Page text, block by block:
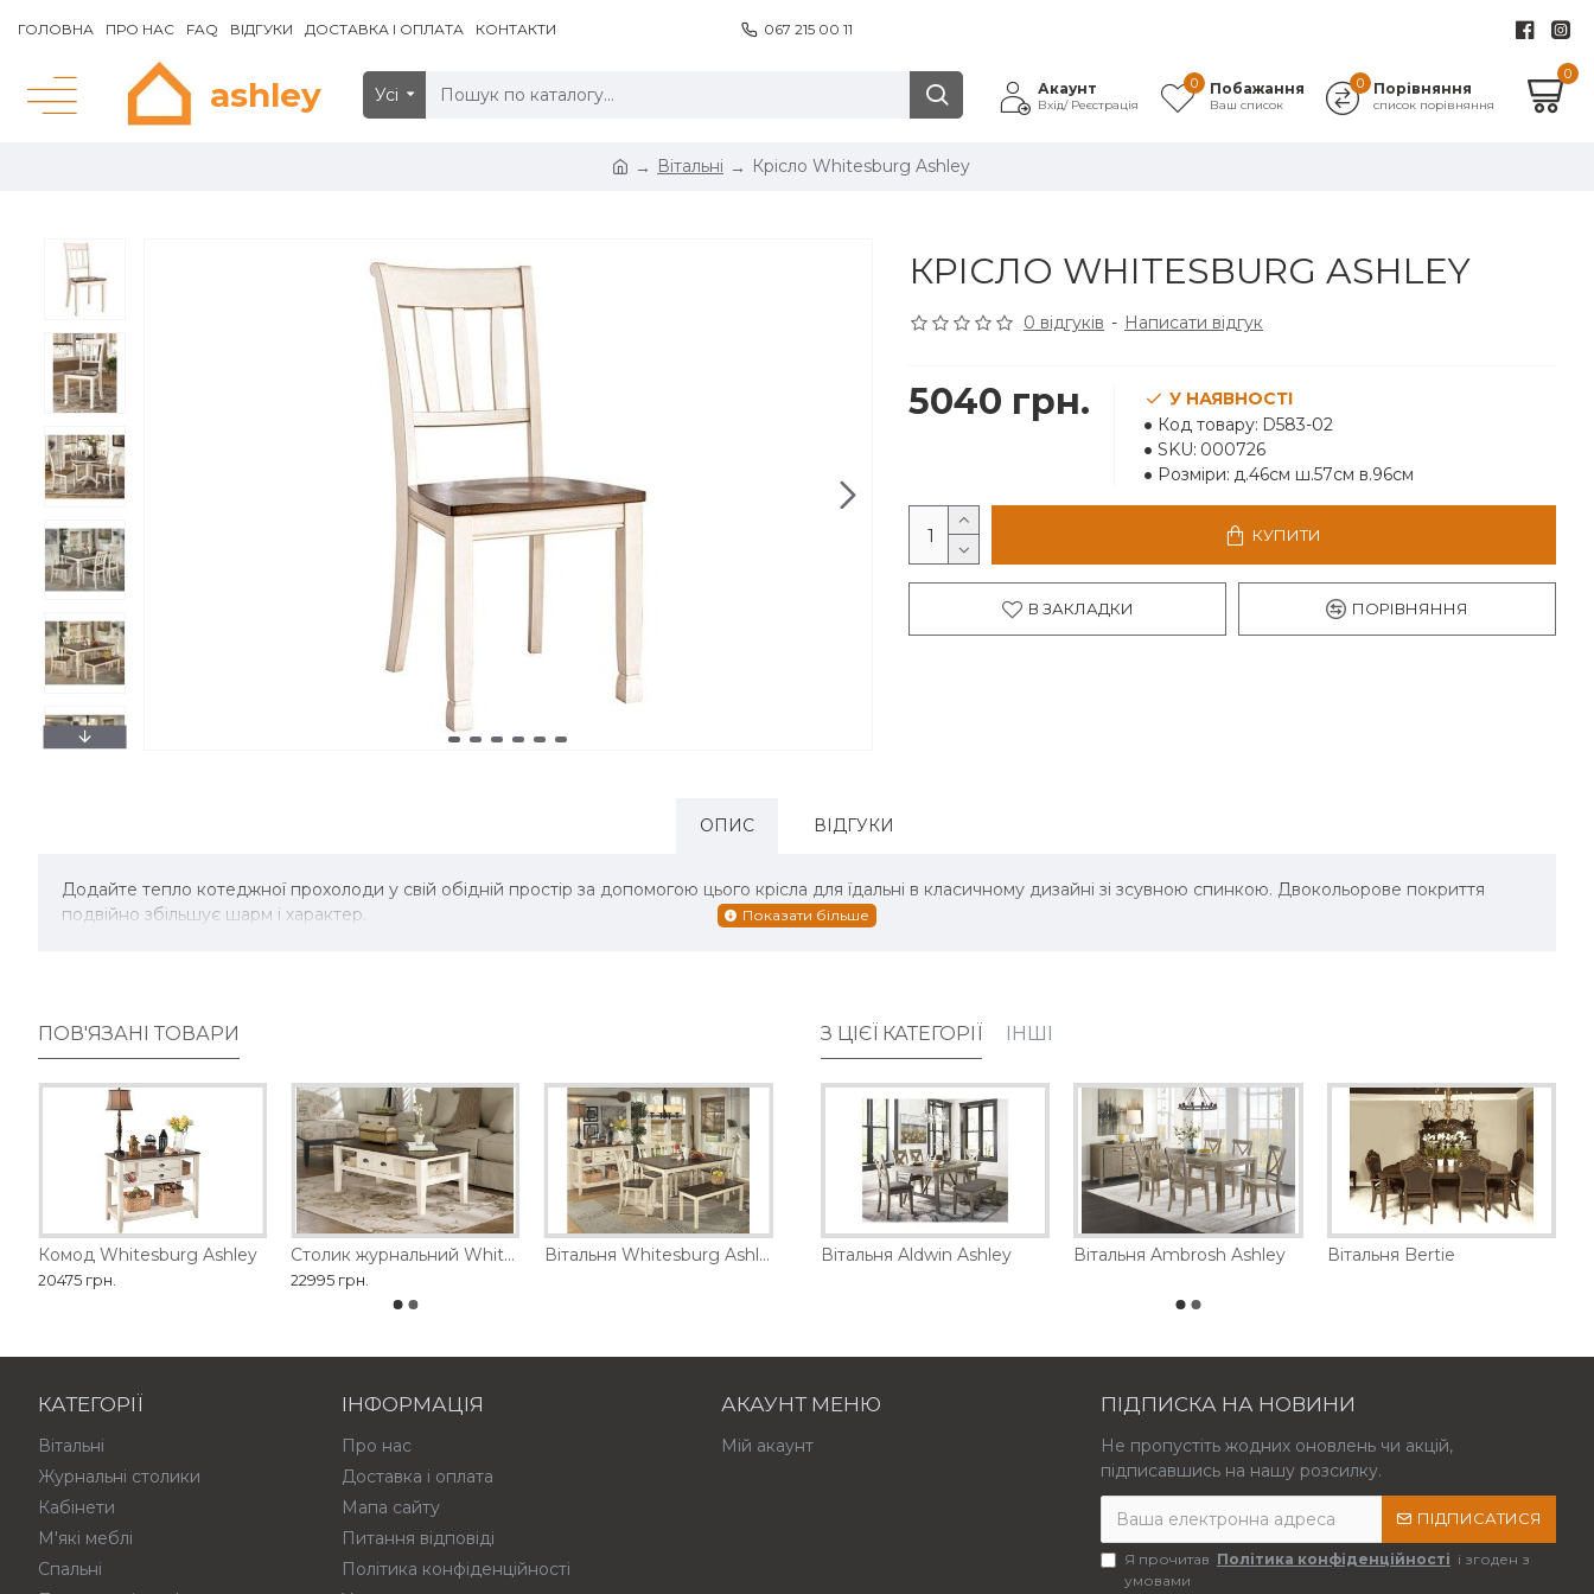
ГОЛОВНА ПРО НАС FAQ ВІДГУКИ ДОСТАВКА І ОПЛАТА КОНТАКТИ 067 215 00 11
ashley Усі Акаунт
Вхід/ Реєстрація
Побажання
Ваш список
0 Порівняння
список порівняння
0
0
Вітальні Крісло Whitesburg Ashley
КРІСЛО WHITESBURG ASHLEY
0 відгуків - Написати відгук
5040 грн.
У НАЯВНОСТІ
Код товару: D583-02
SKU: 000726
Розміри: д.46см ш.57см в.96см
КУПИТИ
В ЗАКЛАДКИ ПОРІВНЯННЯ
ОПИС ВІДГУКИ
Додайте тепло котеджної прохолоди у свій обідній простір за допомогою цього крісла для їдальні в класичному дизайні зі зсувною спинкою. Двокольорове покриття
подвійно збільшує шарм і характер.
ПОВ'ЯЗАНІ ТОВАРИ
Комод Whitesburg Ashley
20475 грн.
Столик журнальний Whitesburg Ashley
22995 грн.
Вітальня Whitesburg Ashley
З ЦІЄЇ КАТЕГОРІЇ ІНШІ
56790 грн. 57555 грн.
Вітальня Aldwin Ashley Вітальня Ambrosh Ashley Вітальня Bertie
КАТЕГОРІЇ
Вітальні
Журнальні столики
Кабінети
М'які меблі
Спальні
ІНФОРМАЦІЯ
Про нас
Доставка і оплата
Мапа сайту
Питання відповіді
Політика конфіденційності
АКАУНТ МЕНЮ
Мій акаунт
ПІДПИСКА НА НОВИНИ
Не пропустіть жодних оновлень чи акцій,
підписавшись на нашу розсилку.
ПІДПИСАТИСЯ
Я прочитав Політика конфіденційності і згоден з
умовами